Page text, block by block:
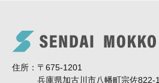
住所
〒675-1201
兵庫県加古川市八幡町宗佐822-1